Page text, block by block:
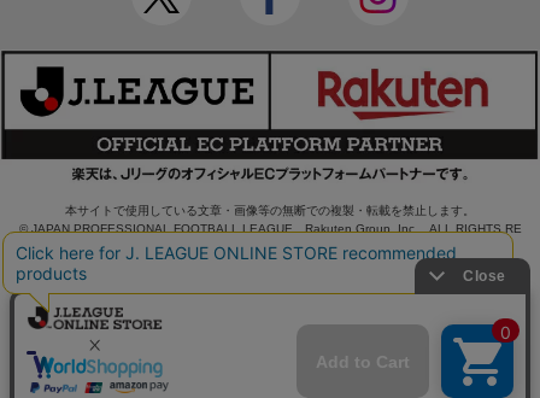
本サイトで使用している文章・画像等の無断での複製・転載を禁止します。
© JAPAN PROFESSIONAL FOOTBALL LEAGUE Rakuten Group, Inc. ALL RIGHTS RE
SERVED.